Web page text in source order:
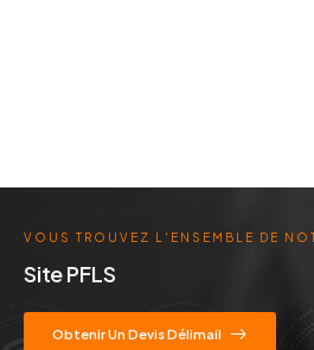
VOUS TROUVEZ L'ENSEMBLE DE
Site PFLS
Obtenir Un Devis Délimail